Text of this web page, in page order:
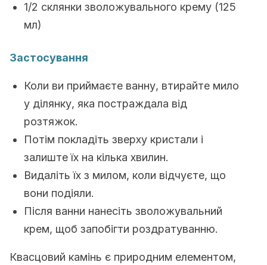
1/2 склянки зволожувального крему (125
мл)
Застосування
Коли ви приймаєте ванну, втирайте мило
у ділянку, яка постраждала від
розтяжок.
Потім покладіть зверху кристали і
залиште їх на кілька хвилин.
Видаліть їх з милом, коли відчуєте, що
вони подіяли.
Після ванни нанесіть зволожувальний
крем, щоб запобігти роздратуванню.
Квасцовий камінь є природним елементом,